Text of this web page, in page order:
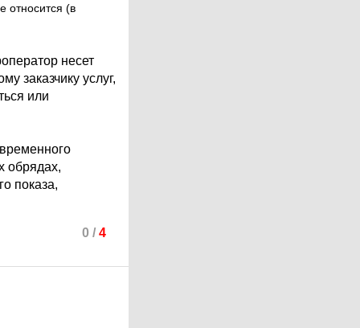
относится (в
несет
заказчику услуг,
или
обрядах,
показа,
0 / 4